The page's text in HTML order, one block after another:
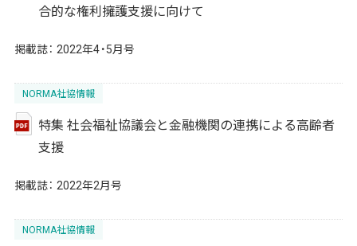
合的な権利擁護支援に向けて
掲載誌： 2022年4・5月号
NORMA社協情報
特集 社会福祉協議会と金融機関の連携による高齢者
支援
掲載誌： 2022年2月号
NORMA社協情報